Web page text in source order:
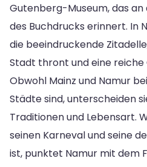
Gutenberg-Museum, das
des Buchdrucks erinnert. In
die beeindruckende
Stadt thront und eine
Obwohl Mainz und Namur
Städte sind, unterscheiden
Traditionen und Lebensart.
seinen Karneval und seine
ist, punktet Namur mit dem